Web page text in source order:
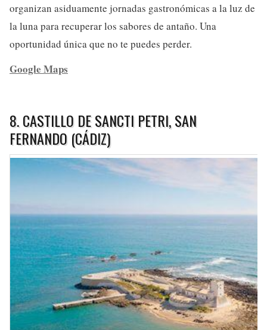
organizan asiduamente jornadas gastronómicas a la luz de
la luna para recuperar los sabores de antaño. Una
oportunidad única que no te puedes perder.
Google Maps
8. CASTILLO DE SANCTI PETRI, SAN
FERNANDO (CÁDIZ)